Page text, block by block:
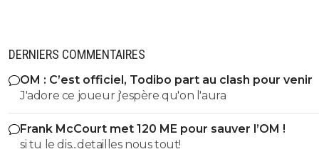
DERNIERS COMMENTAIRES
OM : C’est officiel, Todibo part au clash pour venir
J'adore ce joueur j'espère qu'on l'aura
Frank McCourt met 120 ME pour sauver l’OM !
si tu le dis...detailles nous tout!